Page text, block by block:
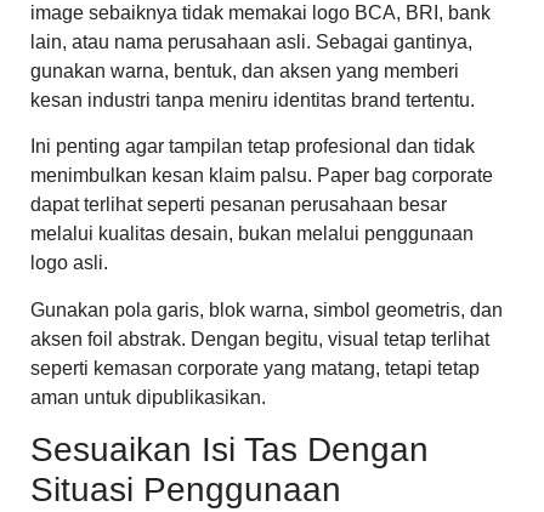
image sebaiknya tidak memakai logo BCA, BRI, bank
lain, atau nama perusahaan asli. Sebagai gantinya,
gunakan warna, bentuk, dan aksen yang memberi
kesan industri tanpa meniru identitas brand tertentu.
Ini penting agar tampilan tetap profesional dan tidak
menimbulkan kesan klaim palsu. Paper bag corporate
dapat terlihat seperti pesanan perusahaan besar
melalui kualitas desain, bukan melalui penggunaan
logo asli.
Gunakan pola garis, blok warna, simbol geometris, dan
aksen foil abstrak. Dengan begitu, visual tetap terlihat
seperti kemasan corporate yang matang, tetapi tetap
aman untuk dipublikasikan.
Sesuaikan Isi Tas Dengan
Situasi Penggunaan